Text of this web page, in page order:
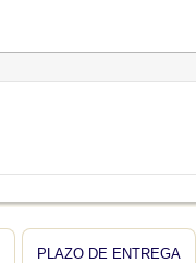
PLAZO DE ENTREGA